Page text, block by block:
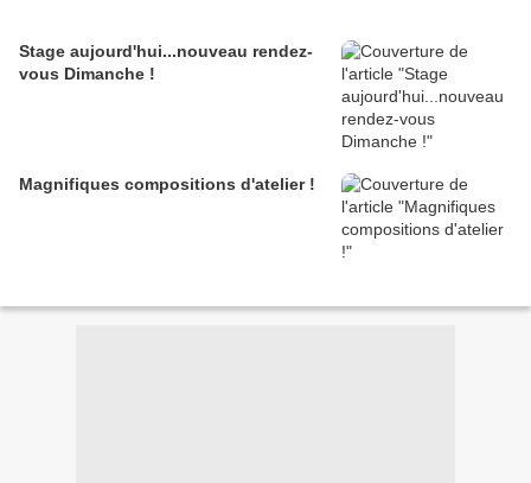
Stage aujourd'hui...nouveau rendez-
vous Dimanche !
Magnifiques compositions d'atelier !